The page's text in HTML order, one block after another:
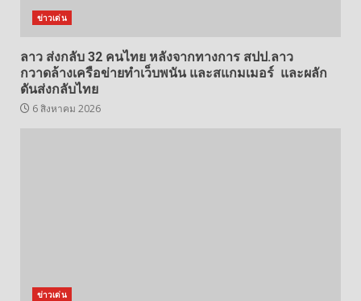
ข่าวเด่น
ลาว ส่งกลับ 32 คนไทย หลังจากทางการ สปป.ลาว
กวาดล้างเครือข่ายทำเว็บพนัน และสแกมเมอร์ และผลัก
ดันส่งกลับไทย
6 สิงหาคม 2026
ข่าวเด่น